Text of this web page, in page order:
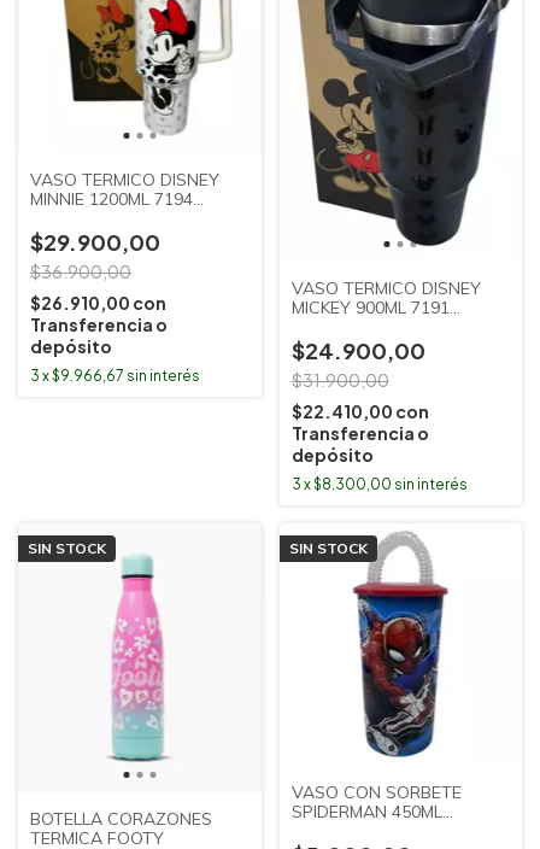
VASO TERMICO DISNEY
MINNIE 1200ML 7194
$29.900,00
$36.900,00
$26.910,00 con
Transferencia o
depósito
3 x$9.966,67 sin interés
VASO TERMICO DISNEY
MICKEY 900ML 7191
$24.900,00
$31.900,00
$22.410,00 con
Transferencia o
depósito
3 x$8.300,00 sin interés
SIN STOCK
BOTELLA CORAZONES
TERMICA FOOTY
SIN STOCK
VASO CON SORBETE
SPIDERMAN 450ML